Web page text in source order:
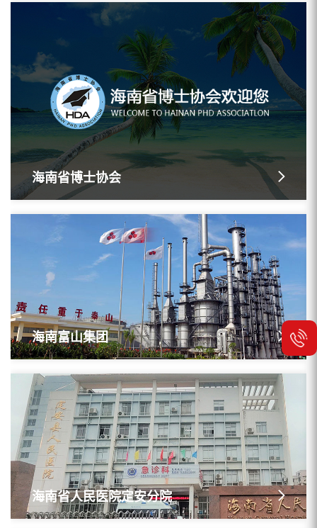
海南省博士协会
海南富山集团
海南省人民医院定安分院